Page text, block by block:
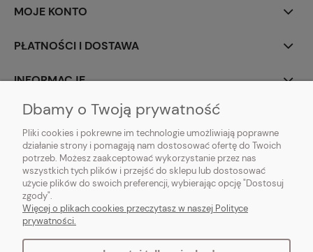
MOJE KONTO
PŁATNOŚCI I DOSTAWA
INFORMACJE
O NAS
Vintagedeco.pl - sklep internetowy - meble i artykuły dekoracyjne do domu
i ogrodu w stylu vintage, skandynawskim, prowansalskim, boho, shabby
chic, industrialnym i loft.
Dbamy o Twoją prywatność
Pliki cookies i pokrewne im technologie umożliwiają poprawne
działanie strony i pomagają nam dostosować ofertę do Twoich
potrzeb. Możesz zaakceptować wykorzystanie przez nas
wszystkich tych plików i przejść do sklepu lub dostosować
użycie plików do swoich preferencji, wybierając opcję "Dostosuj
zgody".
Więcej o plikach cookies przeczytasz w naszej Polityce
prywatności.